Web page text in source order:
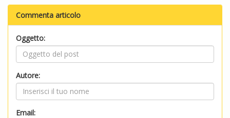
Commenta articolo
Oggetto:
Autore:
Email: